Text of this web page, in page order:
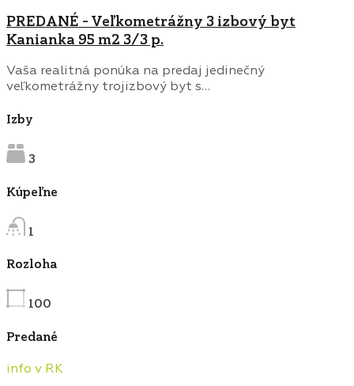
PREDANÉ – Veľkometrážny 3 izbový byt
Kanianka 95 m2 3/3 p.
Vaša realitná ponúka na predaj jedinečný
veľkometrážny trojizbový byt s…
Izby
3
Kúpeľne
1
Rozloha
100
Predané
info v RK